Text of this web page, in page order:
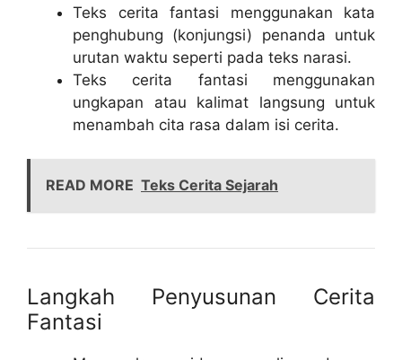
Teks cerita fantasi menggunakan kata
penghubung (konjungsi) penanda untuk
urutan waktu seperti pada teks narasi.
Teks cerita fantasi menggunakan
ungkapan atau kalimat langsung untuk
menambah cita rasa dalam isi cerita.
READ MORE Teks Cerita Sejarah
Langkah Penyusunan Cerita
Fantasi